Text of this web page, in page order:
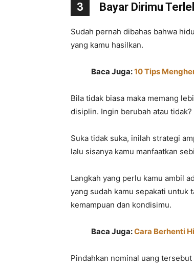
3 Bayar Dirimu
Sudah pernah dibahas bahwa
yang kamu hasilkan.
Baca Juga:10 Tips
Bila tidak biasa maka memang
disiplin. Ingin berubah atau tidak?
Suka tidak suka, inilah strategi
lalu sisanya kamu manfaatkan
Langkah yang perlu kamu ambil
yang sudah kamu sepakati untuk
kemampuan dan kondisimu.
Baca Juga:Cara Berhenti
Pindahkan nominal uang